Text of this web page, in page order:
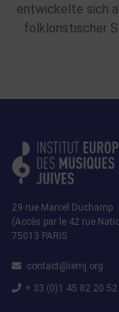
entwickelte sich
folkloristischer
29 rue Marcel Duchamp
(Accès par le 42 rue
75013 PARIS
contact@iemj.org
+ 33 (0)1 45 82 20 52